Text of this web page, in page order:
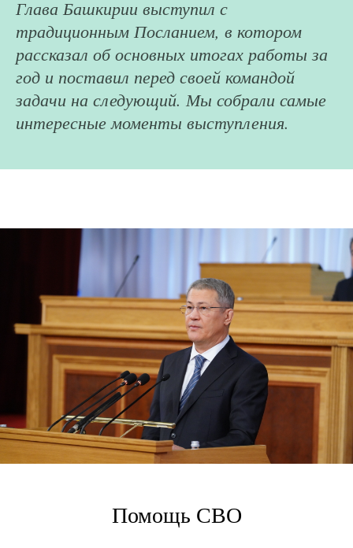
Глава Башкирии выступил с
традиционным Посланием, в котором
рассказал об основных итогах работы за
год и поставил перед своей командой
задачи на следующий. Мы собрали самые
интересные моменты выступления.
Помощь СВО